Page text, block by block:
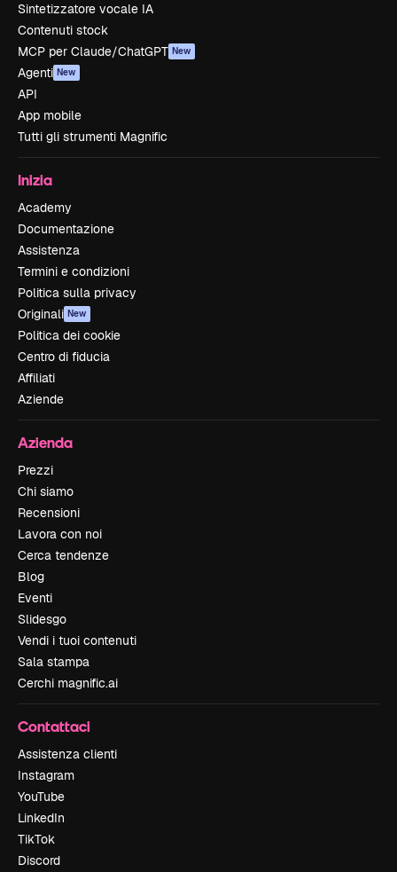
Sintetizzatore vocale IA
Contenuti stock
MCP per Claude/ChatGPT New
Agenti New
API
App mobile
Tutti gli strumenti Magnific
Inizia
Academy
Documentazione
Assistenza
Termini e condizioni
Politica sulla privacy
Originali New
Politica dei cookie
Centro di fiducia
Affiliati
Aziende
Azienda
Prezzi
Chi siamo
Recensioni
Lavora con noi
Cerca tendenze
Blog
Eventi
Slidesgo
Vendi i tuoi contenuti
Sala stampa
Cerchi magnific.ai
Contattaci
Assistenza clienti
Instagram
YouTube
LinkedIn
TikTok
Discord